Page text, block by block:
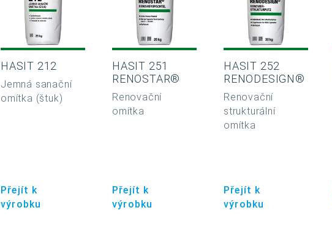
HASIT 212
Jemná sanační
omítka (štuk)
Přejít k
výrobku
HASIT 251
RENOSTAR®
Renovační
omítka
Přejít k
výrobku
HASIT 252
RENODESIGN®
Renovační
strukturální
omítka
Přejít k
výrobku